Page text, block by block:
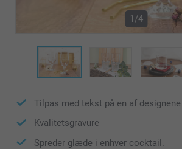
1/4
Tilpas med tekst på en af designene
Kvalitetsgravure
Spreder glæde i enhver cocktail.